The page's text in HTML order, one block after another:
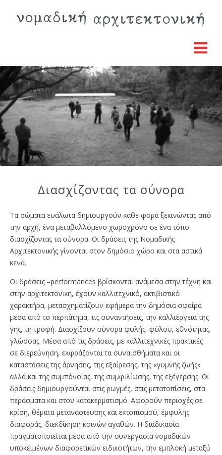
Διασχίζοντας τα σύνορα
Τα σώματα ευάλωτα δημιουργούν κάθε φορά ξεκινώντας από
την αρχή, ένα μεταβαλλόμενο χωροχρόνο σε ένα τόπο
διασχίζοντας τα σύνορα. Οι δράσεις της Νομαδικής
Αρχιτεκτονικής γίνονται στον δημόσιο χώρο και στα αστικά
κενά.
Οι δράσεις –performances βρίσκονται ανάμεσα στην τέχνη και
στην αρχιτεκτονική, έχουν καλλιτεχνικό, ακτιβιστικό
χαρακτήρα, μετασχηματίζουν εφήμερα την δημόσια σφαίρα
μέσα από το περπάτημα, τις συναντήσεις, την καλλιέργεια της
γης, τη τροφή. Διασχίζουν σύνορα φυλής, φύλου, εθνότητας,
γλώσσας. Μέσα από τις δράσεις, με καλλιτεχνικές πρακτικές
σε διερεύνηση, εκφράζονται τα συναισθήματα και οι
καταστάσεις της άρνησης, της εξαίρεσης, της «γυμνής ζωής»
αλλά και της συμπόνοιας, της συμφιλίωσης, της εξέγερσης. Οι
δράσεις δημιουργούνται στις ρωγμές, στις μετατοπίσεις, στα
περάσματα και στον κατακερματισμό. Αφορούν περιοχές σε
κρίση, θέματα μετανάστευσης και εκτοπισμού, έμφυλης
διαφοράς, διεκδίκηση κοινών αγαθών. Η διαδικασία
πραγματοποιείται μέσα από την συνεργασία νομαδικών
υποκειμένων διαφορετικών ειδικοτήτων, την εμπλοκή μεταξύ